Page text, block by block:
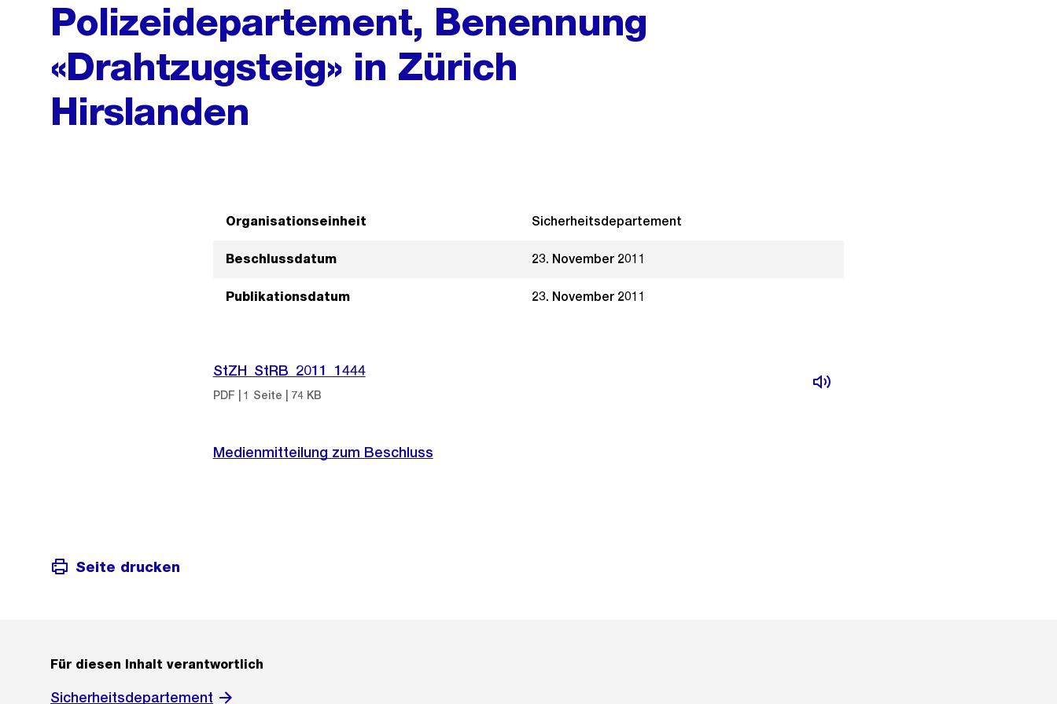
Polizeidepartement, Benennung
«Drahtzugsteig» in Zürich
Hirslanden
Organisationseinheit Sicherheitsdepartement
Beschlussdatum 23. November 2011
Publikationsdatum 23. November 2011
StZH_StRB_2011_1444
PDF | 1 Seite | 74 KB
Medienmitteilung zum Beschluss
Seite drucken
Für diesen Inhalt verantwortlich
Sicherheitsdepartement